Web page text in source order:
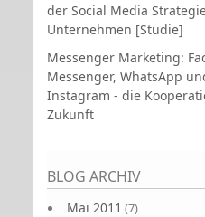
der Social Media
Unternehmen [Studie]
Messenger Marketing:
Messenger, WhatsApp
Instagram - die
Zukunft
BLOG ARCHIV
Mai 2011 (7)
Seiten